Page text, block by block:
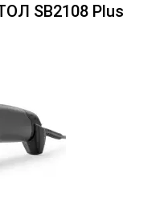
SB2108 Plus